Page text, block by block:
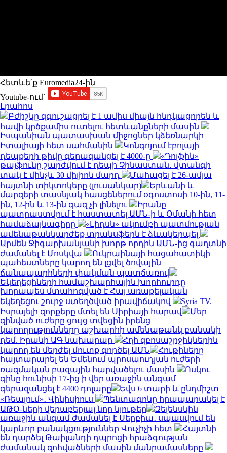
Հետևե՛ք Euromedia24-ին
Youtube-ում`
Լրահոս
Բժիշկը զգուշացրել է 1 ամիս միայն հնդկացորեն և
հավի կրծքամիս ուտելու հետևանքների մասին
Իսպանիան պատասխան միջոցներ կձեռնարկի
Իտալիայի հետ սահմանին
Կոնգոյում էբոլայի
դեպքերի թիվը գերազանցել է 4000-ը
«Դոլֆին»
թայֆունը շարժվում է դեպի Չինաստան․ վտանգի
տակ է մինչև 30 միլիոն մարդ
Մահացել է 26-ամյա
հայտնի տիկտոկերը (լուսանկար)
Երևանի և
մարզերի տասնյակ հասցեներում օգոստոսի 10-ին, 11-
ին, 12-ին և 13-ին գազ չի լինելու
Իրանը
պատրաստվում է հաստատել ԱՄՆ-ի և Օմանի հետ
համաձայնագիրը
«Լիդսն» ակումբի պատմության
ամենաթանկարժեք տրանսֆերն է ձևակերպել
Արմեն Ջիգարխանյանի խորթ որդին ԱՄՆ-ից գաղտնի
ժամանել է Մոսկվա
Ուկրաինայի հացահատիկի
պահեստները կարող են լցվել ծովային
ճանապարհների փակման պատճառով
Եկեղեցիների համաշխարհային խորհուրդը
խորապես մտահոգված է Հայ առաքելական
եկեղեցու շուրջ ստեղծված իրավիճակով
Syria TV.
Իսրայելի զորքերը մտել են Սիրիայի հարավ
Մեր
զինված ուժերը ցույց տվեցին իրենց
կարողությունները աշխարհի ամենաթանկ բանակի
դեմ. Իրանի ԱԳ նախարար
Հղի զբոսաշրջիկներին
կարող են մերժել մուտք գործել ԱՄՆ
Հութիները
հայտարարել են Եմենում պրոսաուդյան ուժերի
ռազմական բազային հարվածելու մասին
Ոսկու
գինը հունիսի 17-ից ի վեր առաջին անգամ
գերազանցել է 4400 դոլարը
Եվս 6 տարի և ընդմիշտ
«Ռեալում»․ Վինիսիուս
Պենտագոնը հրապարակել է
ԱԹՕ-ների վերաբերյալ նոր նյութեր
Զելենսկին
առաջին անգամ ժամանել է Սերբիա․ սպասվում են
կարևոր բանակցություններ Վուչիչի հետ
Հայտնի
են դարձել Թաիլանդի դպրոցի հրաձգության
ժամանակ զոհվածների մասին մանրամասները